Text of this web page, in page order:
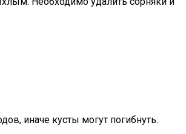
иначе кусты могут погибнуть.